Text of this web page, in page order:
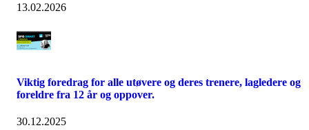
13.02.2026
Viktig foredrag for alle utøvere og deres trenere, lagledere og
foreldre fra 12 år og oppover.
30.12.2025